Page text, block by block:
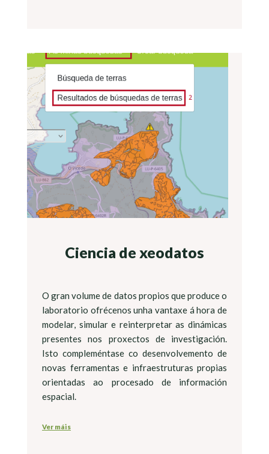
Ciencia de xeodatos
O gran volume de datos propios que produce o
laboratorio ofrécenos unha vantaxe á hora de
modelar, simular e reinterpretar as dinámicas
presentes nos proxectos de investigación.
Isto compleméntase co desenvolvemento de
novas ferramentas e infraestruturas propias
orientadas ao procesado de información
espacial.
Ver máis